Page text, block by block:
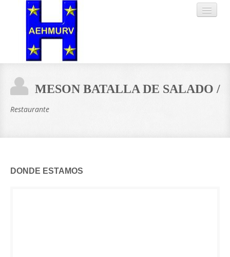
HOME
SOCIOS
MESON BATALLA DE SALADO /
Restaurante
DONDE ESTAMOS